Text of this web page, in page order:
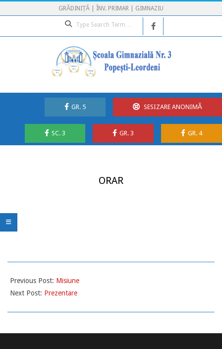
to
GRĂDINIȚĂ | ÎNV. PRIMAR | GIMNAZIU
SESIZARE ANONIMĂ
GR. 5
GR. 4
GR. 3
SC. 3
ORAR
12-
05
Previous Post: Misiune
Next Post: Prezentare